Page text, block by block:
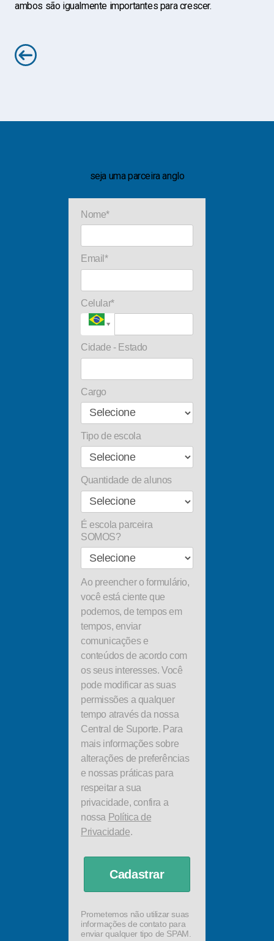
ambos são igualmente importantes para crescer.
seja uma parceira anglo
Nome*
Email*
Celular*
Cidade - Estado
Cargo
Tipo de escola
Quantidade de alunos
É escola parceira
SOMOS?
Ao preencher o formulário,
você está ciente que
podemos, de tempos em
tempos, enviar
comunicações e
conteúdos de acordo com
os seus interesses. Você
pode modificar as suas
permissões a qualquer
tempo através da nossa
Central de Suporte. Para
mais informações sobre
alterações de preferências
e nossas práticas para
respeitar a sua
privacidade, confira a
nossa Política de
Privacidade.
Cadastrar
Prometemos não utilizar suas
informações de contato para
enviar qualquer tipo de SPAM.